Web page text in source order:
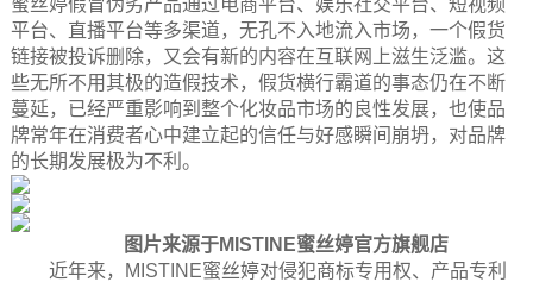
蜜丝婷假冒伪劣产品通过电商平台、娱乐社交平台、短视频
平台、直播平台等多渠道，无孔不入地流入市场，一个假货
链接被投诉删除，又会有新的内容在互联网上滋生泛滥。这
些无所不用其极的造假技术，假货横行霸道的事态仍在不断
蔓延，已经严重影响到整个化妆品市场的良性发展，也使品
牌常年在消费者心中建立起的信任与好感瞬间崩坍，对品牌
的长期发展极为不利。
图片来源于MISTINE蜜丝婷官方旗舰店
近年来，MISTINE蜜丝婷对侵犯商标专用权、产品专利